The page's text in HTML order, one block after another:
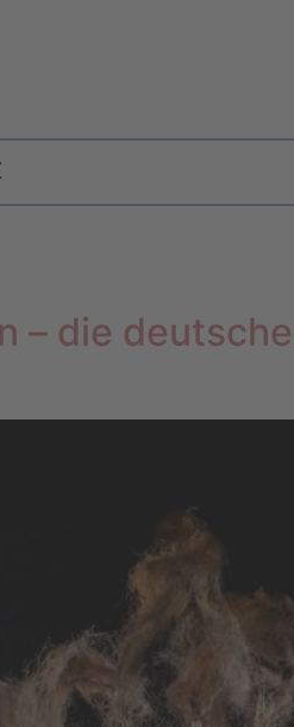
– die deutsche